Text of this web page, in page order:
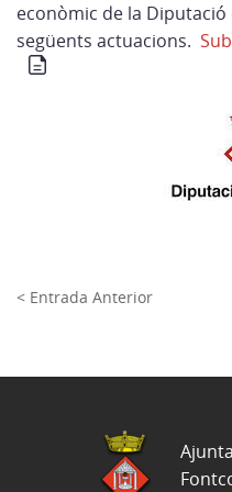
econòmic de la Diputació
següents actuacions.
< Entrada Anterior